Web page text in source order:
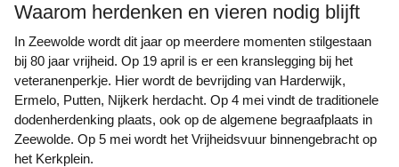
Waarom herdenken en vieren nodig blijft
In Zeewolde wordt dit jaar op meerdere momenten stilgestaan
bij 80 jaar vrijheid. Op 19 april is er een kranslegging bij het
veteranenperkje. Hier wordt de bevrijding van Harderwijk,
Ermelo, Putten, Nijkerk herdacht. Op 4 mei vindt de traditionele
dodenherdenking plaats, ook op de algemene begraafplaats in
Zeewolde. Op 5 mei wordt het Vrijheidsvuur binnengebracht op
het Kerkplein.